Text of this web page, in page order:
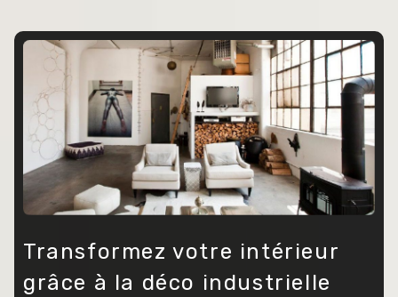
Transformez votre intérieur
grâce à la déco industrielle